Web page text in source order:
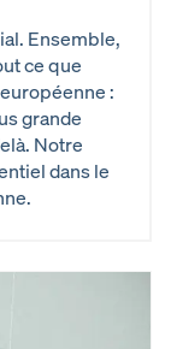
Ensemble,
ce que
:
grande
Notre
dans le